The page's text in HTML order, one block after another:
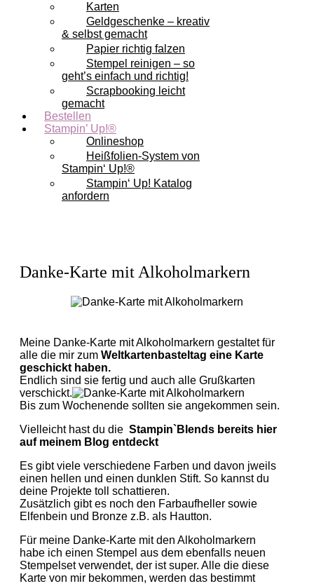
Karten
Geldgeschenke – kreativ
& selbst gemacht
Papier richtig falzen
Stempel reinigen – so
geht’s einfach und richtig!
Scrapbooking leicht
gemacht
Bestellen
Stampin’ Up!®
Onlineshop
Heißfolien-System von
Stampin‘ Up!®
Stampin‘ Up! Katalog
anfordern
Danke-Karte mit Alkoholmarkern
Meine Danke-Karte mit Alkoholmarkern gestaltet für
alle die mir zum Weltkartenbasteltag eine Karte
geschickt haben.
Endlich sind sie fertig und auch alle Grußkarten
verschickt.
Bis zum Wochenende sollten sie angekommen sein.
Vielleicht hast du die Stampin`Blends bereits hier
auf meinem Blog entdeckt
Es gibt viele verschiedene Farben und davon jweils
einen hellen und einen dunklen Stift. So kannst du
deine Projekte toll schattieren.
Zusätzlich gibt es noch den Farbaufheller sowie
Elfenbein und Bronze z.B. als Hautton.
Für meine Danke-Karte mit den Alkoholmarkern
habe ich einen Stempel aus dem ebenfalls neuen
Stempelset verwendet, der ist super. Alle die diese
Karte von mir bekommen, werden das bestimmt